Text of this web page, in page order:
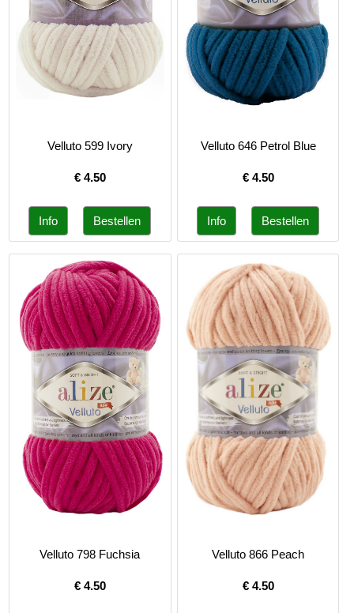
Velluto 599 Ivory
€ 4.50
Velluto 646 Petrol Blue
€ 4.50
Velluto 798 Fuchsia
€ 4.50
Velluto 866 Peach
€ 4.50